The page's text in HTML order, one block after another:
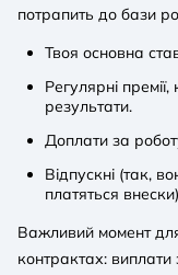
потрапить до бази
Твоя основна
Регулярні
результати.
Доплати за
Відпускні (так,
платяться
Важливий момент для
контрактах: